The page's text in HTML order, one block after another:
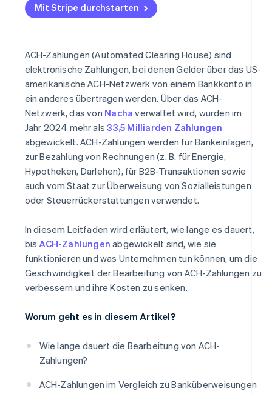
Batching-Zeitpläne
Datensicherheit und Datenschutz
Kundenschulung und -support
Strategische Partnerschaften
Mit Stripe durchstarten
ACH-Zahlungen (Automated Clearing House) sind
elektronische Zahlungen, bei denen Gelder über das US-
amerikanische ACH-Netzwerk von einem Bankkonto in
ein anderes übertragen werden. Über das ACH-
Netzwerk, das von Nacha verwaltet wird, wurden im
Jahr 2024 mehr als33,5 Milliarden Zahlungen
abgewickelt. ACH-Zahlungen werden für Bankeinlagen,
zur Bezahlung von Rechnungen (z. B. für Energie,
Hypotheken, Darlehen), für B2B-Transaktionen sowie
auch vom Staat zur Überweisung von Sozialleistungen
oder Steuerrückerstattungen verwendet.
In diesem Leitfaden wird erläutert, wie lange es dauert,
bis ACH-Zahlungen abgewickelt sind, wie sie
funktionieren und was Unternehmen tun können, um die
Geschwindigkeit der Bearbeitung von ACH-Zahlungen zu
verbessern und ihre Kosten zu senken.
Worum geht es in diesem Artikel?
Wie lange dauert die Bearbeitung von ACH-
Zahlungen?
ACH-Zahlungen im Vergleich zu Banküberweisungen